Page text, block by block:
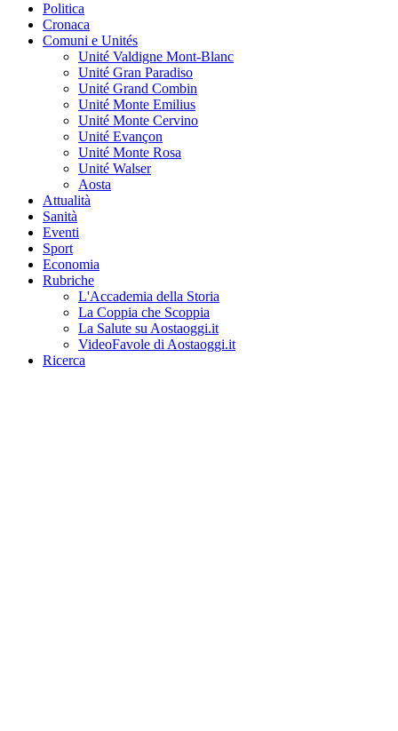
Politica
Cronaca
Comuni e Unités
Unité Valdigne Mont-Blanc
Unité Gran Paradiso
Unité Grand Combin
Unité Monte Emilius
Unité Monte Cervino
Unité Evançon
Unité Monte Rosa
Unité Walser
Aosta
Attualità
Sanità
Eventi
Sport
Economia
Rubriche
L'Accademia della Storia
La Coppia che Scoppia
La Salute su Aostaoggi.it
VideoFavole di Aostaoggi.it
Ricerca